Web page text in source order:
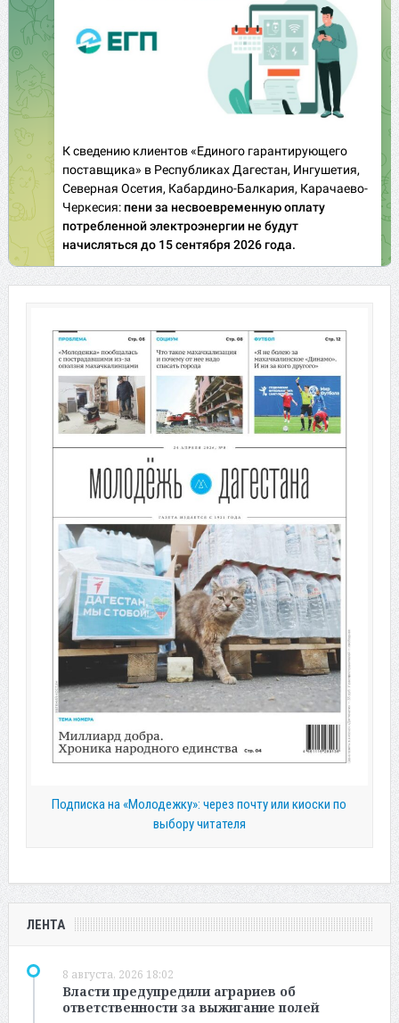
Подписка на «Молодежку»: через почту или киоски по
выбору читателя
ЛЕНТА
8 августа, 2026 18:02
Власти предупредили аграриев об
ответственности за выжигание полей